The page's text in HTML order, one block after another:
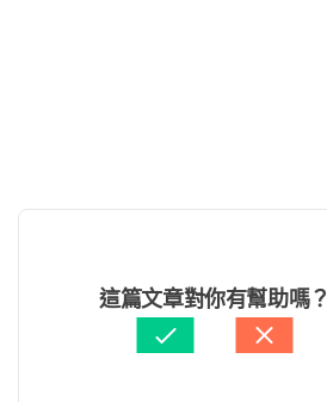
這篇文章對你有幫助嗎？